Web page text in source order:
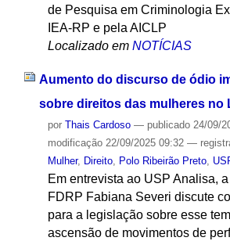
de Pesquisa em Criminologia
IEA-RP e pela AICLP
Localizado em NOTÍCIAS
Aumento do discurso de ódio
sobre direitos das mulheres no
por Thais Cardoso — publicado24/09/
modificação22/09/2025 09:32 —
Mulher, Direito, Polo Ribeirão Preto,
Em entrevista ao USP Analisa,
FDRP Fabiana Severi discute
para a legislação sobre esse
ascensão de movimentos de